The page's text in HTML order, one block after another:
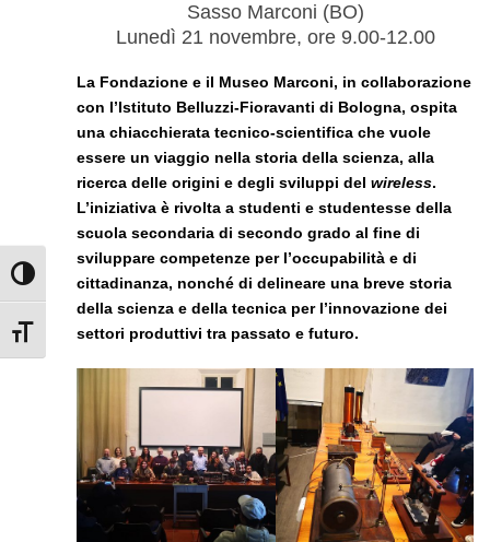
Attiva/disattiva alto contrasto
Attiva/disattiva dimensione testo
Sasso Marconi (BO)
Lunedì 21 novembre, ore 9.00-12.00
La Fondazione e il Museo Marconi, in collaborazione
con l’Istituto Belluzzi-Fioravanti di Bologna, ospita
una chiacchierata tecnico-scientifica che vuole
essere un viaggio nella storia della scienza, alla
ricerca delle origini e degli sviluppi del wireless.
L’iniziativa è rivolta a studenti e studentesse della
scuola secondaria di secondo grado al fine di
sviluppare competenze per l’occupabilità e di
cittadinanza, nonché di delineare una breve storia
della scienza e della tecnica per l’innovazione dei
settori produttivi tra passato e futuro.